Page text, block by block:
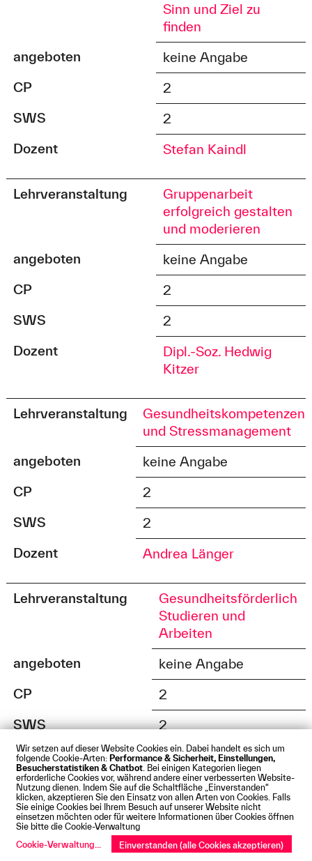
Wir setzen auf dieser Website Cookies ein. Dabei handelt es sich um
folgende Cookie-Arten: Performance & Sicherheit, Einstellungen,
Besucherstatistiken & Chatbot . Bei einigen Kategorien liegen
erforderliche Cookies vor, während andere einer verbesserten Website-
Nutzung dienen. Indem Sie auf die Schaltfläche „Einverstanden“
klicken, akzeptieren Sie den Einsatz von allen Arten von Cookies. Falls
Sie einige Cookies bei Ihrem Besuch auf unserer Website nicht
einsetzen möchten oder für weitere Informationen über Cookies öffnen
Sie bitte die Cookie-Verwaltung
Cookie-Verwaltung
Einverstanden (alle Cookies akzeptieren)
Sinn und Ziel zu
finden
angeboten
keine Angabe
CP
2
SWS
2
Dozent
Stefan Kaindl
Lehrveranstaltung
Gruppenarbeit
erfolgreich gestalten
und moderieren
angeboten
keine Angabe
CP
2
SWS
2
Dozent
Dipl.-Soz. Hedwig
Kitzer
Lehrveranstaltung
Gesundheitskompetenzen
und Stressmanagement
angeboten
keine Angabe
CP
2
SWS
2
Dozent
Andrea Länger
Lehrveranstaltung
Gesundheitsförderlich
Studieren und
Arbeiten
angeboten
keine Angabe
CP
2
SWS
2
Dozent
Prof. Dr. Martin
Stummbaum
Lehrveranstaltung
Gesundheistsförderlich
Studieren und Arbeiten